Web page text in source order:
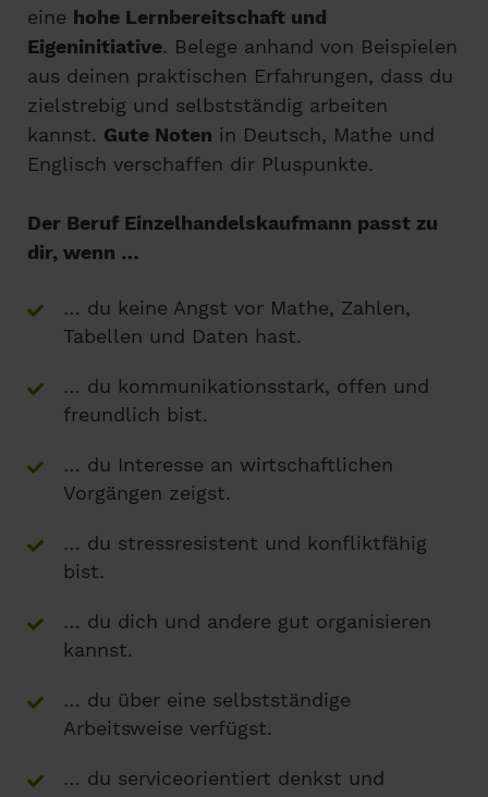
eine hohe Lernbereitschaft und
Eigeninitiative. Belege anhand von Beispielen
aus deinen praktischen Erfahrungen, dass du
zielstrebig und selbstständig arbeiten
kannst. Gute Noten in Deutsch, Mathe und
Englisch verschaffen dir Pluspunkte.
Der Beruf Einzelhandelskaufmann passt zu
dir, wenn …
… du keine Angst vor Mathe, Zahlen,
Tabellen und Daten hast.
… du kommunikationsstark, offen und
freundlich bist.
… du Interesse an wirtschaftlichen
Vorgängen zeigst.
… du stressresistent und konfliktfähig
bist.
… du dich und andere gut organisieren
kannst.
… du über eine selbstständige
Arbeitsweise verfügst.
… du serviceorientiert denkst und